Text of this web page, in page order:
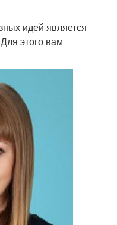
идей является
этого вам